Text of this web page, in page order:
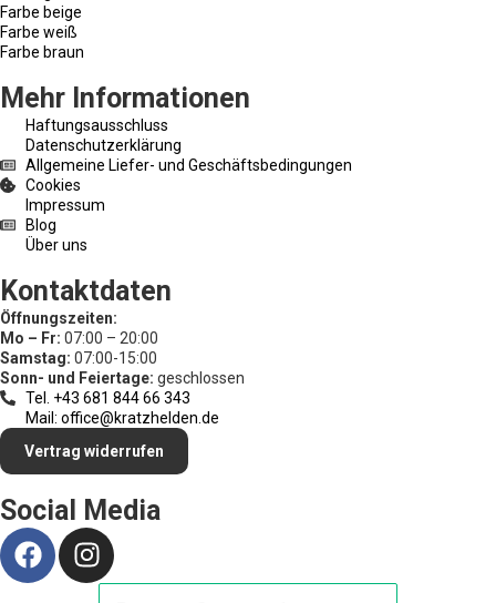
Farbe beige
Farbe weiß
Farbe braun
Mehr Informationen
Haftungsausschluss
Datenschutzerklärung
Allgemeine Liefer- und Geschäftsbedingungen
Cookies
Impressum
Blog
Über uns
Kontaktdaten
Öffnungszeiten:
Mo – Fr: 07:00 – 20:00
Samstag: 07:00-15:00
Sonn- und Feiertage: geschlossen
Tel. +43 681 844 66 343
Mail: office@kratzhelden.de
Vertrag widerrufen
Social Media